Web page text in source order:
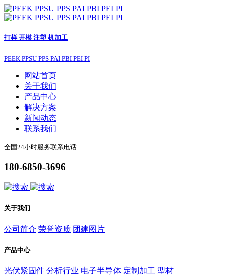
打样 开模 注塑 机加工
PEEK PPSU PPS PAI PBI PEI PI
网站首页
关于我们
产品中心
解决方案
新闻动态
联系我们
全国24小时服务联系电话
180-6850-3696
关于我们
公司简介 荣誉资质 团建图片
产品中心
光伏紧固件 分析行业 电子半导体 定制加工 型材